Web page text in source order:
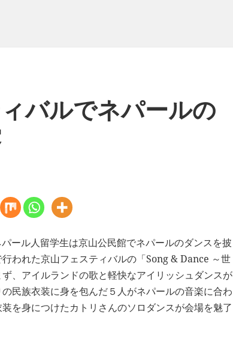
バルでネパールの
ール人留学生は京山公民館でネパールのダンスを披
われた京山フェスティバルの「Song & Dance ～世
、アイルランドの歌と軽快なアイリッシュダンスが
民族衣装に身を包んだ５人がネパールの音楽に合わ
を身につけたカトリさんのソロダンスが会場を魅了